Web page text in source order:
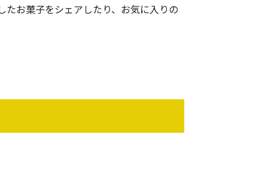
お菓子をシェアしたり、お気に入りの